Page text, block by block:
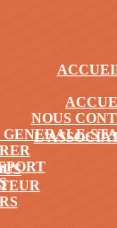
NOUS
GENERALE-